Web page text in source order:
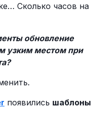
Сколько часов на
обновление
узким местом при
появились шаблоны